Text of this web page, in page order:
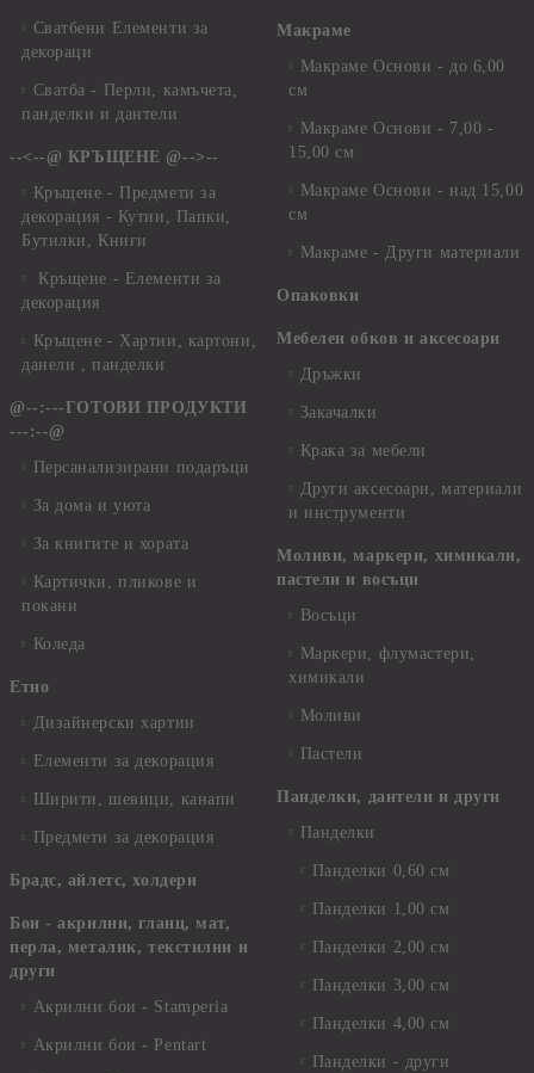
Сватбени Елементи за
декораци
Сватба - Перли, камъчета,
панделки и дантели
--<--@ КРЪЩЕНЕ @-->--
Кръщене - Предмети за
декорация - Кутии, Папки,
Бутилки, Книги
Кръщене - Елементи за
декорация
Кръщене - Хартии, картони,
данели , панделки
@--:---ГОТОВИ ПРОДУКТИ
---:--@
Персанализирани подаръци
За дома и уюта
За книгите и хората
Картички, пликове и
покани
Коледа
Етно
Дизайнерски хартии
Елементи за декорация
Ширити, шевици, канапи
Предмети за декорация
Брадс, айлетс, холдери
Бои - акрилни, гланц, мат,
перла, металик, текстилни и
други
Акрилни бои - Stamperia
Акрилни бои - Pentart
Макраме
Макраме Основи - до 6,00
см
Макраме Основи - 7,00 -
15,00 см
Макраме Основи - над 15,00
см
Макраме - Други материали
Опаковки
Мебелен обков и аксесоари
Дръжки
Закачалки
Крака за мебели
Други аксесоари, материали
и инструменти
Моливи, маркери, химикали,
пастели и восъци
Восъци
Маркери, флумастери,
химикали
Моливи
Пастели
Панделки, дантели и други
Панделки
Панделки 0,60 см
Панделки 1,00 см
Панделки 2,00 см
Панделки 3,00 см
Панделки 4,00 см
Панделки - други